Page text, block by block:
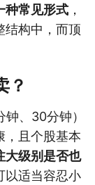
种常见形式 ，
结构中，而顶
？
、30分钟）
，且个股基本
大级别是否也
以适当容忍小